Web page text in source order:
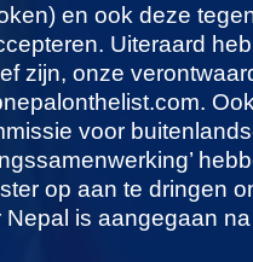
en ook deze
Uiteraard
zijn, onze
voor
op aan te dringen
Nepal is aangegaan